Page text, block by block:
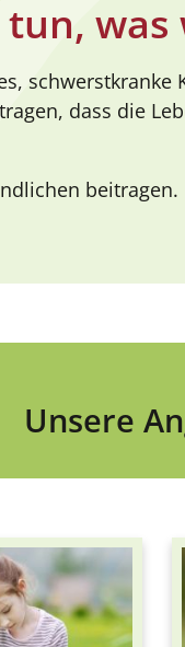
dass die
beitragen.
Unsere